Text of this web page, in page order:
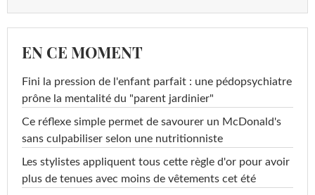
EN CE MOMENT
Fini la pression de l'enfant parfait : une pédopsychiatre
prône la mentalité du "parent jardinier"
Ce réflexe simple permet de savourer un McDonald's
sans culpabiliser selon une nutritionniste
Les stylistes appliquent tous cette règle d'or pour avoir
plus de tenues avec moins de vêtements cet été